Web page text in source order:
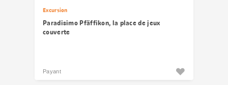
Excursion
Paradisimo Pfäffikon, la place de jeux
couverte
Payant